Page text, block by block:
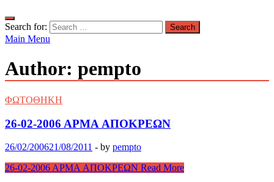
Search for:
Main Menu
Author: pempto
ΦΩΤΟΘΗΚΗ
26-02-2006 AΡMA ΑΠΟΚΡΕΩΝ
26/02/200621/08/2011 - by pempto
26-02-2006 AΡMA ΑΠΟΚΡΕΩΝ Read More